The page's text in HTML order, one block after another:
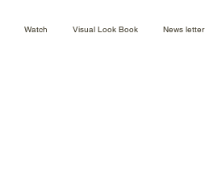
Watch Visual Look Book News letter